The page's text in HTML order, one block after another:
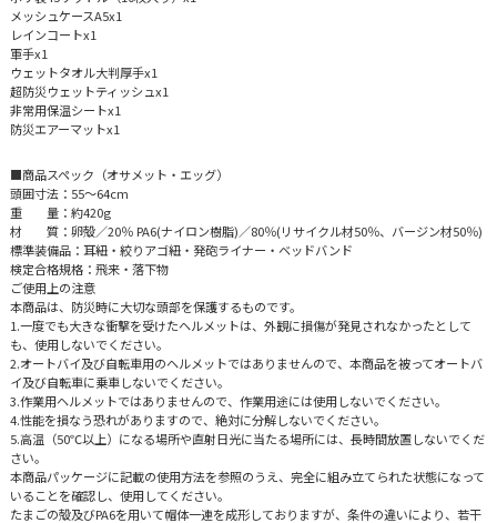
メッシュケースA5x1
レインコートx1
軍手x1
ウェットタオル大判厚手x1
超防災ウェットティッシュx1
非常用保温シートx1
防災エアーマットx1
■商品スペック（オサメット・エッグ）
頭囲寸法：55～64cm
重 量：約420g
材 質：卵殻／20％ PA6(ナイロン樹脂)／80％(リサイクル材50％、バージン材50％)
標準装備品：耳紐・絞りアゴ紐・発砲ライナー・ベッドバンド
検定合格規格：飛来・落下物
ご使用上の注意
本商品は、防災時に大切な頭部を保護するものです。
1.一度でも大きな衝撃を受けたヘルメットは、外観に損傷が発見されなかったとして
も、使用しないでください。
2.オートバイ及び自転車用のヘルメットではありませんので、本商品を被ってオートバ
イ及び自転車に乗車しないでください。
3.作業用ヘルメットではありませんので、作業用途には使用しないでください。
4.性能を損なう恐れがありますので、絶対に分解しないでください。
5.高温（50℃以上）になる場所や直射日光に当たる場所には、長時間放置しないでくだ
さい。
本商品パッケージに記載の使用方法を参照のうえ、完全に組み立てられた状態になって
いることを確認し、使用してください。
たまごの殻及びPA6を用いて帽体一連を成形しておりますが、条件の違いにより、若干